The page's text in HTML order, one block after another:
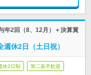
年2回（8、12月）＋決算賞
休2日（土日祝）
休2日制 第二新卒歓迎